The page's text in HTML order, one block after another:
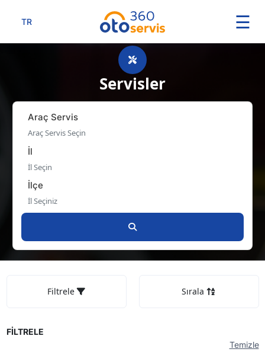
TR ☰
Servisler
Araç Servis
Araç Servis Seçin
İl
İl Seçin
İlçe
İl Seçiniz
Filtrele Sırala
FİLTRELE
Temizle